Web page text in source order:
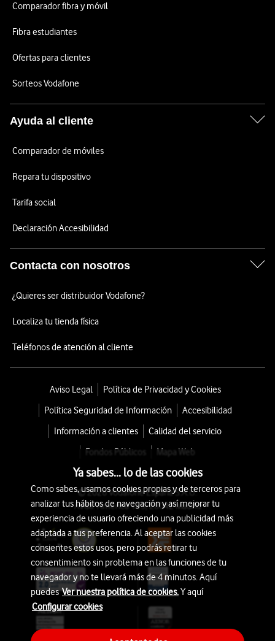
Comparador fibra y móvil
Fibra estudiantes
Ofertas para clientes
Sorteos Vodafone
Ayuda al cliente
Comparador de móviles
Repara tu dispositivo
Tarifa social
Declaración Accesibilidad
Contacta con nosotros
¿Quieres ser distribuidor Vodafone?
Localiza tu tienda física
Teléfonos de atención al cliente
Aviso Legal
Política de Privacidad y Cookies
Política Seguridad de Información
Accesibilidad
Información a clientes
Calidad del servicio
Fondos Públicos
Mapa Web
© 2026 Vodafone España S.A.U.
Avda. América 115, 28042 Madrid
Ya sabes... lo de las cookies
Como sabes, usamos cookies propias y de terceros para
analizar tus hábitos de navegación y así mejorar tu
experiencia de usuario ofreciendo una publicidad más
adaptada a tus preferencia. Al aceptar las cookies
consientes estos usos, pero podrás retirar tu
consentimiento sin problema en las funciones de tu
navegador y no te llevará más de 4 minutos. Aquí
puedesVer nuestra política de cookies.Y aquí
Configurar cookies